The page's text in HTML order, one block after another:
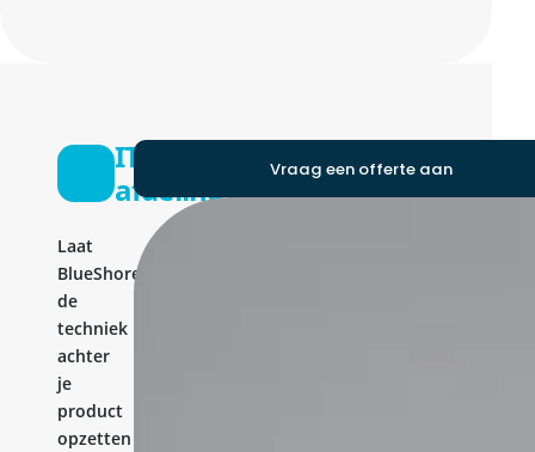
IT-
afdeling
Laat
BlueShores
de
techniek
achter
je
product
opzetten
Vraag een offerte aan